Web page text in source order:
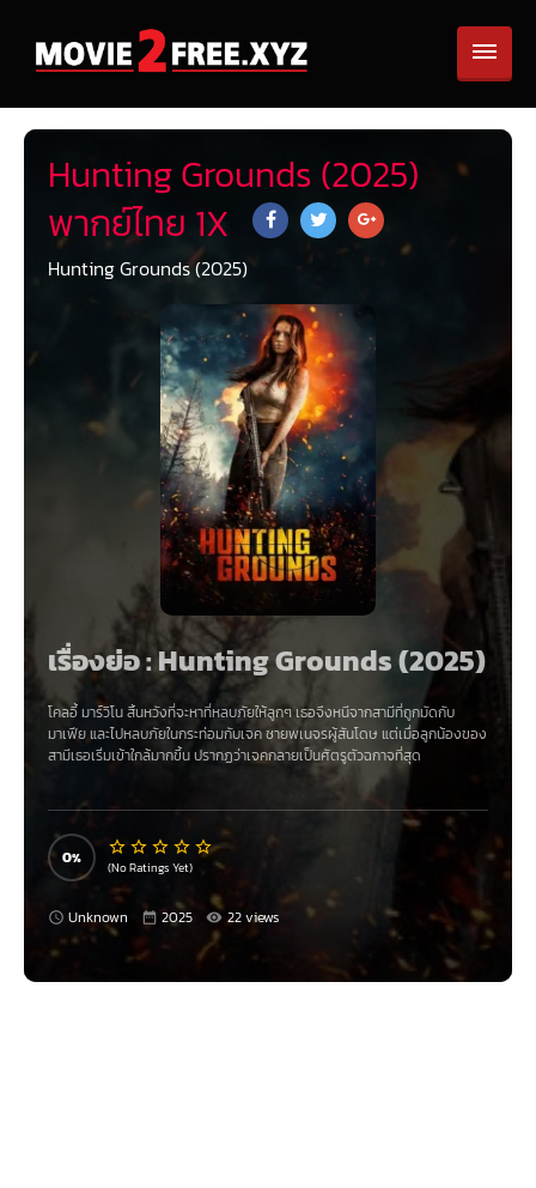
Hunting Grounds (2025)
พากย์ไทย 1X
Hunting Grounds (2025)
เรื่องย่อ : Hunting Grounds (2025)
โคลอี้ มาร์วิโน สิ้นหวังที่จะหาที่หลบภัยให้ลูกๆ เธอจึงหนีจากสามีที่ถูกมัดกับ
มาเฟีย และไปหลบภัยในกระท่อมกับเจค ชายพเนจรผู้สันโดษ แต่เมื่อลูกน้องของ
สามีเธอเริ่มเข้าใกล้มากขึ้น ปรากฏว่าเจคกลายเป็นศัตรูตัวฉกาจที่สุด
0 (No Ratings Yet)
Unknown 2025 22 views